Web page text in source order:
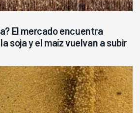
El mercado encuentra
soja y el maíz vuelvan a subir